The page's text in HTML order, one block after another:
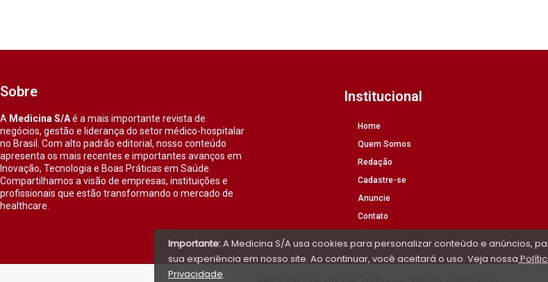
Sobre
A Medicina S/Aé a mais importante revista de
negócios, gestão e liderança do setor médico-hospitalar
no Brasil. Com alto padrão editorial, nosso conteúdo
apresenta os mais recentes e importantes avanços em
Inovação, Tecnologia e Boas Práticas em Saúde.
Compartilhamos a visão de empresas, instituições e
profissionais que estão transformando o mercado de
healthcare.
Institucional
Home
Quem Somos
Redação
Cadastre-se
Anuncie
Contato
Importante:A Medicina S/A usa cookies para personalizar conteúdo e anúncios,
sua experiência em nosso site. Ao continuar, você aceitará o uso. Veja nossa
Privacidade.